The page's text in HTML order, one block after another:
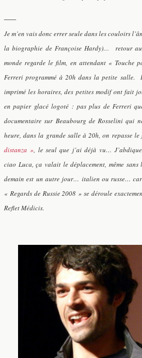
—–
Je m’en vais donc errer seule dans les couloirs
la biographie de Françoise Hardy)… retour
monde regarde le film, en attendant « Touche
Ferreri programmé à 20h dans la petite salle.
imprimé les horaires, des petites modif ont fait
en papier glacé logoté : pas plus de Ferreri
documentaire sur Beaubourg de Rosselini qui
heure, dans la grande salle à 20h, on repasse le
distanza », le seul que j’ai déjà vu…
ciao Luca, ça valait le déplacement, même
demain est un autre jour… italien ou russe…
« Regards de Russie 2008 » se déroule
Reflet Médicis.